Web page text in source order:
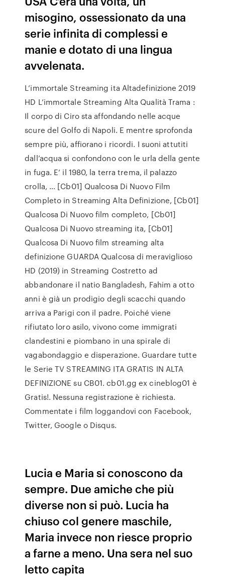
misogino, ossessionato da una
serie infinita di complessi e
manie e dotato di una lingua
avvelenata.
L’immortale Streaming ita Altadefinizione 2019
HD L’immortale Streaming Alta Qualità Trama :
Il corpo di Ciro sta affondando nelle acque
scure del Golfo di Napoli. E mentre sprofonda
sempre più, affiorano i ricordi. I suoni attutiti
dall’acqua si confondono con le urla della gente
in fuga. E’ il 1980, la terra trema, il palazzo
crolla, … [Cb01] Qualcosa Di Nuovo Film
Completo in Streaming Alta Definizione, [Cb01]
Qualcosa Di Nuovo film completo, [Cb01]
Qualcosa Di Nuovo streaming ita, [Cb01]
Qualcosa Di Nuovo film streaming alta
definizione GUARDA Qualcosa di meraviglioso
HD (2019) in Streaming Costretto ad
abbandonare il natio Bangladesh, Fahim a otto
anni è già un prodigio degli scacchi quando
arriva a Parigi con il padre. Poiché viene
rifiutato loro asilo, vivono come immigrati
clandestini e piombano in una spirale di
vagabondaggio e disperazione. Guardare tutte
le Serie TV STREAMING ITA GRATIS IN ALTA
DEFINIZIONE su CB01. cb01.gg ex cineblog01 è
Gratis!. Nessuna registrazione è richiesta.
Commentate i film loggandovi con Facebook,
Twitter, Google o Disqus.
Lucia e Maria si conoscono da
sempre. Due amiche che più
diverse non si può. Lucia ha
chiuso col genere maschile,
Maria invece non riesce proprio
a farne a meno. Una sera nel suo
letto capita